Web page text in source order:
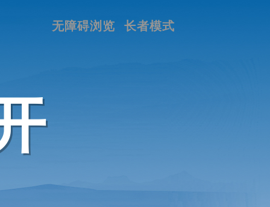
长者模式
无障碍浏览